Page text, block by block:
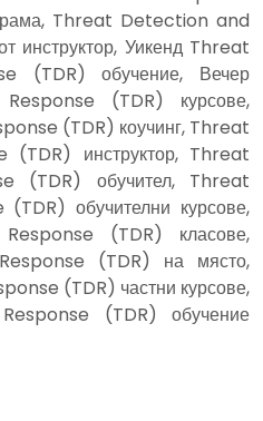
Threat Detection and
инструктор, Уикенд Threat
(TDR) обучение, Вечер
(TDR) курсове,
(TDR) коучинг, Threat
инструктор, Threat
(TDR) обучител, Threat
обучителни курсове,
(TDR) класове,
(TDR) на място,
(TDR) частни курсове,
(TDR) обучение